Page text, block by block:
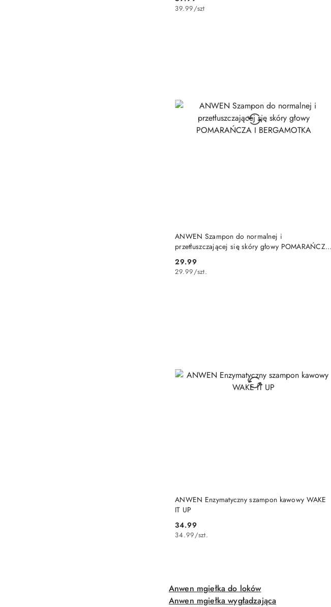
Cena:
39.99/szt
ANWEN Szampon do normalnej i
przetłuszczającej się skóry głowy POMARAŃCZA
Cena:
29.99
29.99/szt.
DO KOSZYKA
ANWEN Enzymatyczny szampon kawowy WAKE
IT UP
Cena:
34.99
34.99/szt.
PRODUKT NIEDOSTĘPNY
Anwen mgiełka do loków
Anwen mgiełka wygładzająca